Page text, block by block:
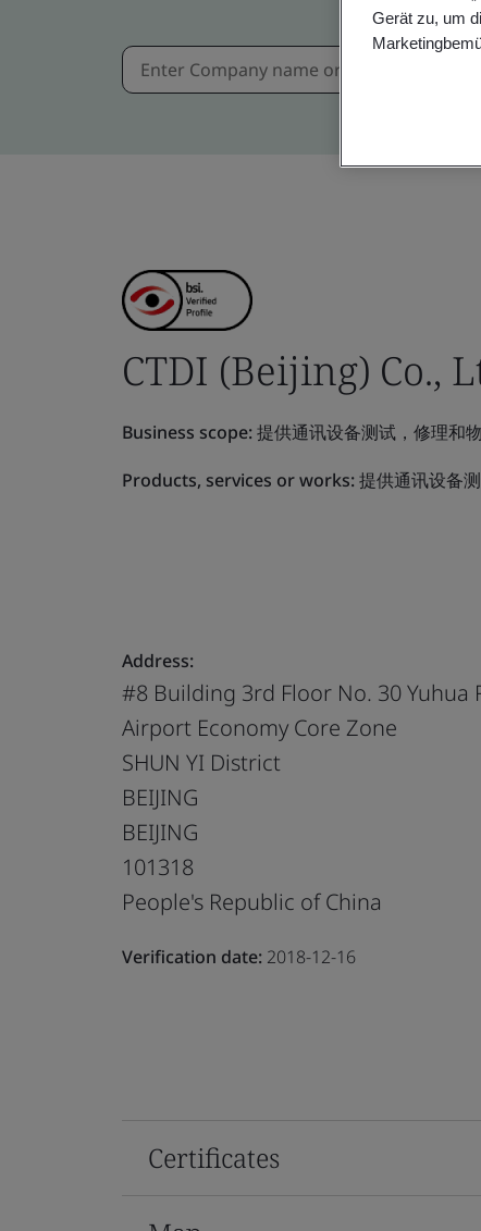
CTDI (Beijing) Co.,
Business scope:提供通讯设备测试，修理和
Products, services or works:提供通讯设备
Address:
#8 Building 3rd Floor No. 30 Yuhua
Airport Economy Core Zone
SHUN YI District
BEIJING
BEIJING
101318
People's Republic of China
Verification date: 2018-12-16
Certificates
Gerät zu, um